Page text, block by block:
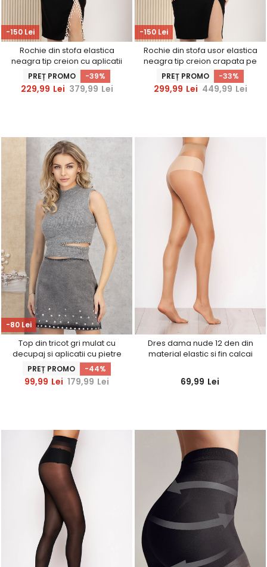
-150 Lei
Rochie din stofa elastica
neagra tip creion cu aplicatii
cu pietre strass - StarShinerS
PREȚ PROMO -39%
229,99 Lei 379,99 Lei
-150 Lei
Rochie din stofa usor elastica
neagra tip creion crapata pe
picior - StarShinerS
PREȚ PROMO -33%
299,99 Lei 449,99 Lei
-80 Lei
Top din tricot gri mulat cu
decupaj si aplicatii cu pietre
strass
PREȚ PROMO -44%
99,99 Lei 179,99 Lei
Dres dama nude 12 den din
material elastic si fin calcai
69,99 Lei